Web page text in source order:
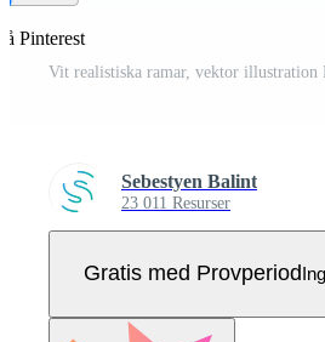
Pinterest
Vit realistiska ramar, vektor illustration
Sebestyen Balint
23 011 Resurser
Gratis med Provperiod